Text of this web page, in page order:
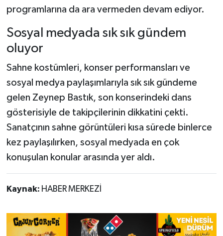
programlarına da ara vermeden devam ediyor.
Sosyal medyada sık sık gündem
oluyor
Sahne kostümleri, konser performansları ve
sosyal medya paylaşımlarıyla sık sık gündeme
gelen Zeynep Bastık, son konserindeki dans
gösterisiyle de takipçilerinin dikkatini çekti.
Sanatçının sahne görüntüleri kısa sürede binlerce
kez paylaşılırken, sosyal medyada en çok
konuşulan konular arasında yer aldı.
Kaynak: HABER MERKEZİ